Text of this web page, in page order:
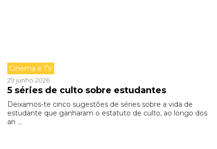
Cinema e TV
29 junho 2026
5 séries de culto sobre estudantes
Deixamos-te cinco sugestões de séries sobre a vida de
estudante que ganharam o estatuto de culto, ao longo dos
an ...